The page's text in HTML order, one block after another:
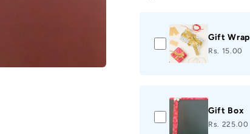
Gift Wrap
Rs. 15.00
Gift Box
Rs. 225.00